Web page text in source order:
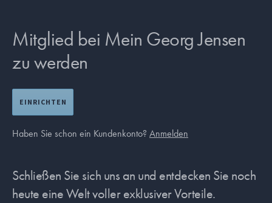
Mitglied bei Mein Georg Jensen
zu werden
EINRICHTEN
Haben Sie schon ein Kundenkonto? Anmelden
Schließen Sie sich uns an und entdecken Sie noch
heute eine Welt voller exklusiver Vorteile.